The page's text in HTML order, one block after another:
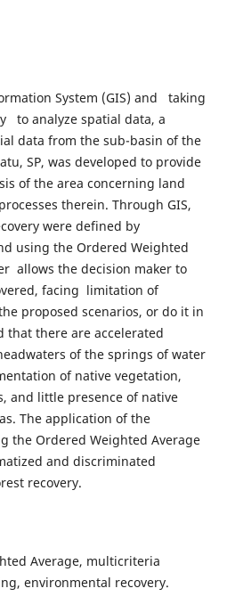
System (GIS) and taking
to analyze spatial data, a
data from the sub-basin of the
SP, was developed to provide
of the area concerning land
therein. Through GIS,
were defined by
using the Ordered Weighted
allows the decision maker to
facing limitation of
proposed scenarios, or do it in
that there are accelerated
of the springs of water
of native vegetation,
and little presence of native
The application of the
the Ordered Weighted Average
and discriminated
recovery.
Average, multicriteria
environmental recovery.